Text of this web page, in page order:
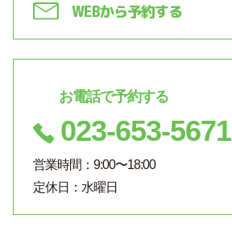
WEBから予約する
お電話で予約する
023-653-5671
営業時間：9:00〜18:00
定休日：水曜日